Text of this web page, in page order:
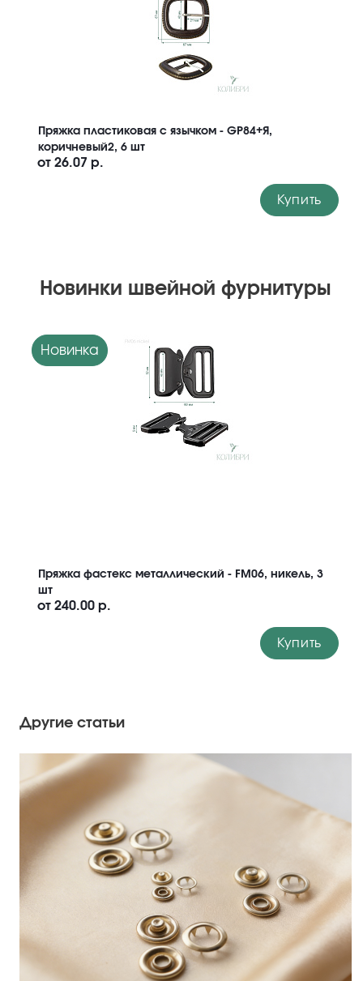
Пряжка пластиковая с язычком - GP84+Я,
коричневый2, 6 шт
от 26.07 р.
Купить
Новинки швейной фурнитуры
Новинка
Пряжка фастекс металлический - FM06, никель, 3
шт
от 240.00 р.
Купить
Другие статьи